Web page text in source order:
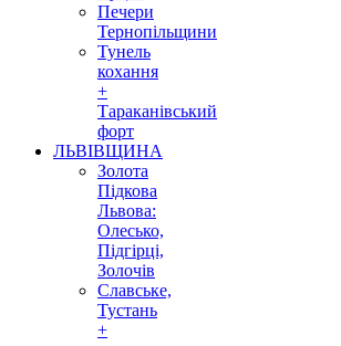
Печери
Тернопільщини
Тунель
кохання
+
Тараканівський
форт
ЛЬВІВЩИНА
Золота
Підкова
Львова:
Олесько,
Підгірці,
Золочів
Славське,
Тустань
+